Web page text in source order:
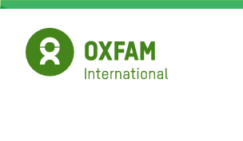
Aller
contenu
principal